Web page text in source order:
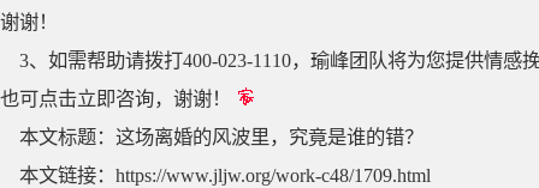
谢谢！
3、如需帮助请拨打400-023-1110，瑜峰团队将为您提供情
也可点击立即咨询，谢谢！
本文标题： 这场离婚的风波里，究竟是谁的错？
本文链接： https://www.jljw.org/work-c48/1709.html